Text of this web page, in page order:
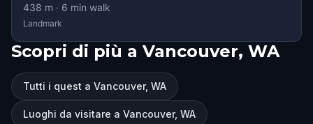
438 m · 6 min walk
Landmark
Scopri di più a Vancouver, WA
Tutti i quest a Vancouver, WA
Luoghi da visitare a Vancouver, WA